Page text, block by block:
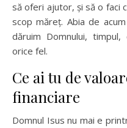
să oferi ajutor, și să o faci
scop măreț. Abia de
dăruim Domnului,
orice fel.
Ce ai tu de
financiare
Domnul Isus nu mai e